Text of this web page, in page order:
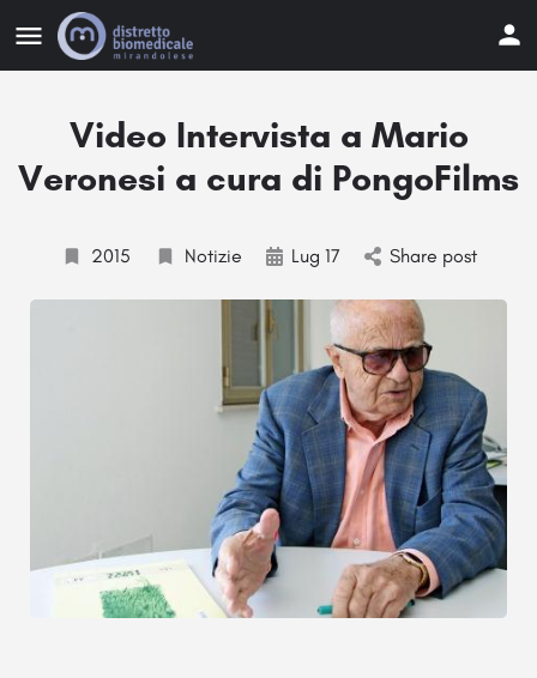
Video Intervista a Mario
Veronesi a cura di PongoFilms
2015 Notizie Lug 17 Share post